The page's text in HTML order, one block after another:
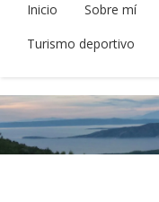
Inicio Sobre mí
Turismo deportivo